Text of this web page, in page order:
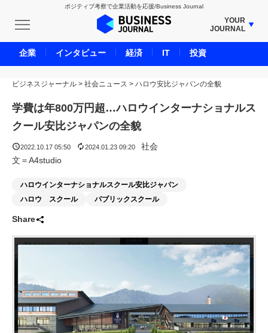
ポジティブ考察で企業活動を応援/Business Journal
YOUR
JOURNAL
BUSINESS JOURNAL
UNICORN JOURNAL
CARBON CREDITS JOURNAL
IVS JOURNAL
ENERGY MANAGEMENT JOURNAL
ADOPTABLE DOG JOURNAL
ビジネスジャーナル > 社会ニュース > ハロウ安比ジャパンの全貌
学費は年800万円超…ハロウインターナショナルス
クール安比ジャパンの全貌
2022.10.17 05:50 2024.01.23 09:20
社会
文＝A4studio
ハロウインターナショナルスクール安比ジャパン
ハロウ スクール
パブリックスクール
Share
企業 インタビュー 経済 IT 投資